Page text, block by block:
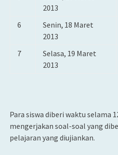
2013
6
Senin, 18 Maret
2013
7
Selasa, 19 Maret
2013
Para siswa diberi waktu selama
mengerjakan soal-soal yang
pelajaran yang diujiankan.